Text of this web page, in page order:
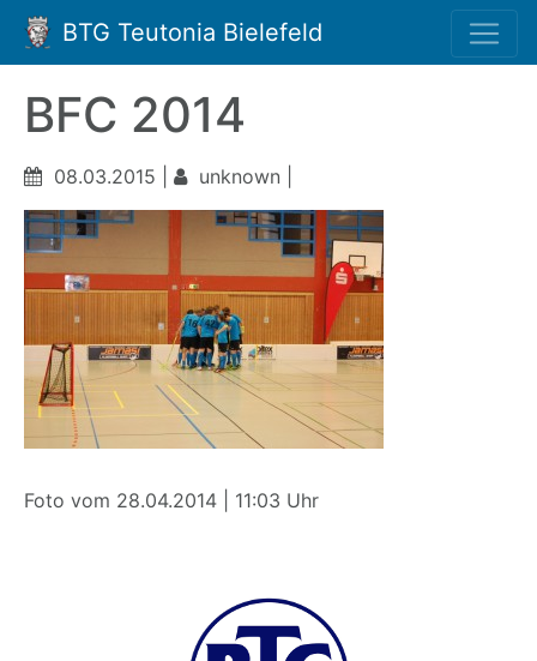
BTG Teutonia Bielefeld
BFC 2014
08.03.2015 | unknown |
Foto vom 28.04.2014 | 11:03 Uhr